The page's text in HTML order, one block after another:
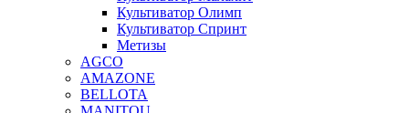
Культиватор Олимп
Культиватор Спринт
Метизы
AGCO
AMAZONE
BELLOTA